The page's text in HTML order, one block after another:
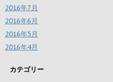
2016年7月
2016年6月
2016年5月
2016年4月
カテゴリー